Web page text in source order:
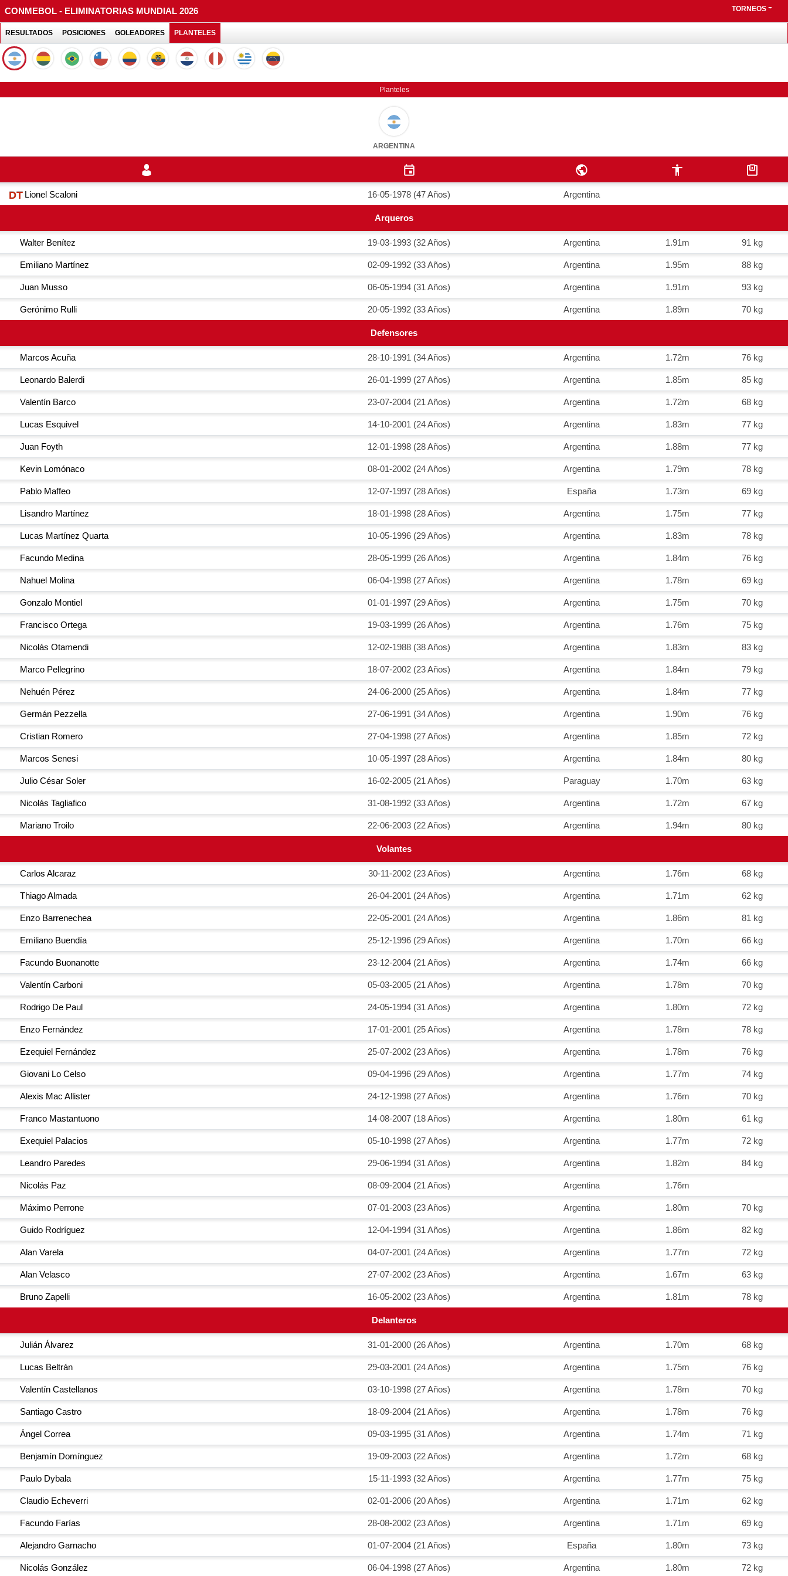
CONMEBOL - ELIMINATORIAS MUNDIAL 2026 TORNEOS
RESULTADOS POSICIONES GOLEADORES PLANTELES
Planteles
ARGENTINA
DT Lionel Scaloni 16-05-1978 (47 Años) Argentina
Arqueros
Walter Benítez 19-03-1993 (32 Años) Argentina 1.91m 91 kg
Emiliano Martínez 02-09-1992 (33 Años) Argentina 1.95m 88 kg
Juan Musso 06-05-1994 (31 Años) Argentina 1.91m 93 kg
Gerónimo Rulli 20-05-1992 (33 Años) Argentina 1.89m 70 kg
Defensores
Marcos Acuña 28-10-1991 (34 Años) Argentina 1.72m 76 kg
Leonardo Balerdi 26-01-1999 (27 Años) Argentina 1.85m 85 kg
Valentín Barco 23-07-2004 (21 Años) Argentina 1.72m 68 kg
Lucas Esquivel 14-10-2001 (24 Años) Argentina 1.83m 77 kg
Juan Foyth 12-01-1998 (28 Años) Argentina 1.88m 77 kg
Kevin Lomónaco 08-01-2002 (24 Años) Argentina 1.79m 78 kg
Pablo Maffeo 12-07-1997 (28 Años) España 1.73m 69 kg
Lisandro Martínez 18-01-1998 (28 Años) Argentina 1.75m 77 kg
Lucas Martínez Quarta 10-05-1996 (29 Años) Argentina 1.83m 78 kg
Facundo Medina 28-05-1999 (26 Años) Argentina 1.84m 76 kg
Nahuel Molina 06-04-1998 (27 Años) Argentina 1.78m 69 kg
Gonzalo Montiel 01-01-1997 (29 Años) Argentina 1.75m 70 kg
Francisco Ortega 19-03-1999 (26 Años) Argentina 1.76m 75 kg
Nicolás Otamendi 12-02-1988 (38 Años) Argentina 1.83m 83 kg
Marco Pellegrino 18-07-2002 (23 Años) Argentina 1.84m 79 kg
Nehuén Pérez 24-06-2000 (25 Años) Argentina 1.84m 77 kg
Germán Pezzella 27-06-1991 (34 Años) Argentina 1.90m 76 kg
Cristian Romero 27-04-1998 (27 Años) Argentina 1.85m 72 kg
Marcos Senesi 10-05-1997 (28 Años) Argentina 1.84m 80 kg
Julio César Soler 16-02-2005 (21 Años) Paraguay 1.70m 63 kg
Nicolás Tagliafico 31-08-1992 (33 Años) Argentina 1.72m 67 kg
Mariano Troilo 22-06-2003 (22 Años) Argentina 1.94m 80 kg
Volantes
Carlos Alcaraz 30-11-2002 (23 Años) Argentina 1.76m 68 kg
Thiago Almada 26-04-2001 (24 Años) Argentina 1.71m 62 kg
Enzo Barrenechea 22-05-2001 (24 Años) Argentina 1.86m 81 kg
Emiliano Buendía 25-12-1996 (29 Años) Argentina 1.70m 66 kg
Facundo Buonanotte 23-12-2004 (21 Años) Argentina 1.74m 66 kg
Valentín Carboni 05-03-2005 (21 Años) Argentina 1.78m 70 kg
Rodrigo De Paul 24-05-1994 (31 Años) Argentina 1.80m 72 kg
Enzo Fernández 17-01-2001 (25 Años) Argentina 1.78m 78 kg
Ezequiel Fernández 25-07-2002 (23 Años) Argentina 1.78m 76 kg
Giovani Lo Celso 09-04-1996 (29 Años) Argentina 1.77m 74 kg
Alexis Mac Allister 24-12-1998 (27 Años) Argentina 1.76m 70 kg
Franco Mastantuono 14-08-2007 (18 Años) Argentina 1.80m 61 kg
Exequiel Palacios 05-10-1998 (27 Años) Argentina 1.77m 72 kg
Leandro Paredes 29-06-1994 (31 Años) Argentina 1.82m 84 kg
Nicolás Paz 08-09-2004 (21 Años) Argentina 1.76m
Máximo Perrone 07-01-2003 (23 Años) Argentina 1.80m 70 kg
Guido Rodríguez 12-04-1994 (31 Años) Argentina 1.86m 82 kg
Alan Varela 04-07-2001 (24 Años) Argentina 1.77m 72 kg
Alan Velasco 27-07-2002 (23 Años) Argentina 1.67m 63 kg
Bruno Zapelli 16-05-2002 (23 Años) Argentina 1.81m 78 kg
Delanteros
Julián Álvarez 31-01-2000 (26 Años) Argentina 1.70m 68 kg
Lucas Beltrán 29-03-2001 (24 Años) Argentina 1.75m 76 kg
Valentín Castellanos 03-10-1998 (27 Años) Argentina 1.78m 70 kg
Santiago Castro 18-09-2004 (21 Años) Argentina 1.78m 76 kg
Ángel Correa 09-03-1995 (31 Años) Argentina 1.74m 71 kg
Benjamín Domínguez 19-09-2003 (22 Años) Argentina 1.72m 68 kg
Paulo Dybala 15-11-1993 (32 Años) Argentina 1.77m 75 kg
Claudio Echeverri 02-01-2006 (20 Años) Argentina 1.71m 62 kg
Facundo Farías 28-08-2002 (23 Años) Argentina 1.71m 69 kg
Alejandro Garnacho 01-07-2004 (21 Años) España 1.80m 73 kg
Nicolás González 06-04-1998 (27 Años) Argentina 1.80m 72 kg